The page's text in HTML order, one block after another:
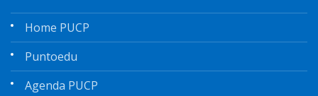
Home PUCP
Puntoedu
Agenda PUCP